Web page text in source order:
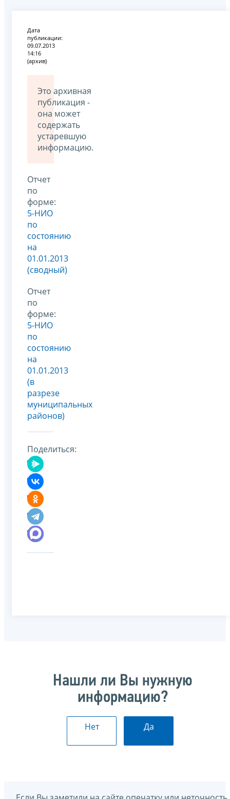
Дата
публикации:
09.07.2013
14:16
(архив)
Это архивная
публикация -
она может
содержать
устаревшую
информацию.
Отчет
по
форме:
5-НИО
по
состоянию
на
01.01.2013
(сводный)
Отчет
по
форме:
5-НИО
по
состоянию
на
01.01.2013
(в
разрезе
муниципальных
районов)
Поделиться:
Нашли ли Вы нужную
информацию?
Нет Да